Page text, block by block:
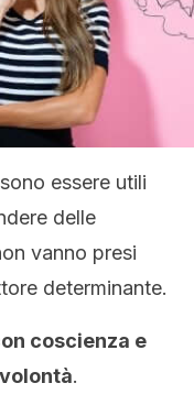
essere utili
delle
vanno presi
determinante.
coscienza e
.